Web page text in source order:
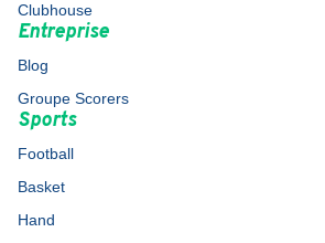
Clubhouse
Entreprise
Blog
Groupe Scorers
Sports
Football
Basket
Hand